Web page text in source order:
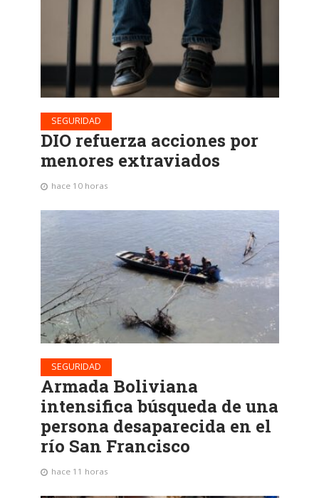
SEGURIDAD
DIO refuerza acciones por
menores extraviados
hace 10 horas
SEGURIDAD
Armada Boliviana
intensifica búsqueda de una
persona desaparecida en el
río San Francisco
hace 11 horas